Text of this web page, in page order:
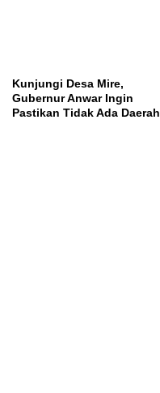
Kunjungi Desa Mire,
Gubernur Anwar Ingin
Pastikan Tidak Ada Daerah